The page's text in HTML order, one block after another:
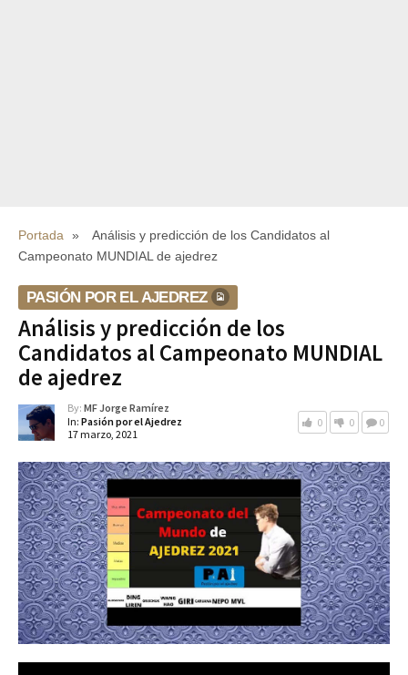
Portada »
Análisis y predicción de los Candidatos al
Campeonato MUNDIAL de ajedrez
PASIÓN POR EL AJEDREZ
Análisis y predicción de los
Candidatos al Campeonato MUNDIAL
de ajedrez
By: MF Jorge Ramírez
In: Pasión por el Ajedrez
17 marzo, 2021
0 0 0